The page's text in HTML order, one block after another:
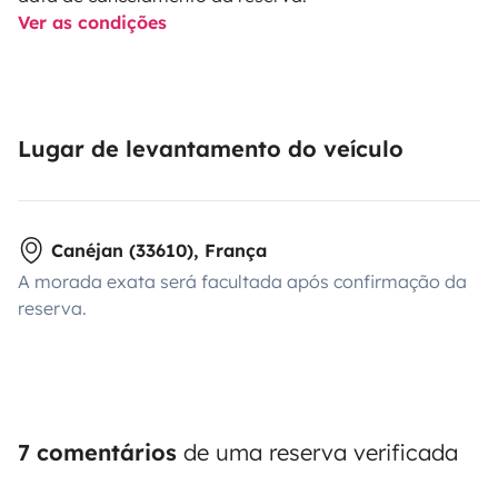
Ver as condições
Lugar de levantamento do veículo
Canéjan (33610), França
A morada exata será facultada após confirmação da
reserva.
7 comentários de uma reserva verificada